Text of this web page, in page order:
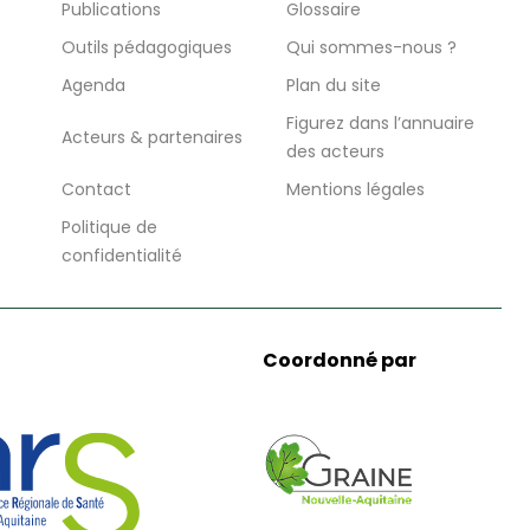
Publications
Glossaire
Outils pédagogiques
Qui sommes-nous ?
Agenda
Plan du site
Acteurs & partenaires
Figurez dans l’annuaire
des acteurs
Contact
Mentions légales
Politique de
confidentialité
Coordonné par